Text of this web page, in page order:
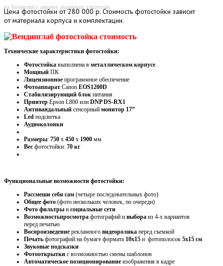
из Instagram с заранее заданным хэштегом
Ценафотостойки от 280 000 р. Стоимость фотостойки зависит
от материала корпуса и комплектации.
Технические характеристики фотостойки:
Фотостойка выполнена в металлическом корпусе
Мощный ПК
Лицензионное программное обеспечение
Фотоаппарат Canon EOS1200D
Стабилизирующий блок питания
Принтер Epson L800 или DNP DS-RX1
Антивандальный сенсорный монитор 17”
Led подсветка
Аудиоколонки
Размеры: 750 х 450 х 1900 мм
Вес фотостойки: 70 кг
Функциональные возможности фотостойки:
Рассмеши себя сам (четыре последовательных фото)
Общее фото (фото нескольких человек, по очереди)
Фото фильтры и социальные сети
Возможностьпросмотра фотографий и выбора из 4-х вариантов
перед печатью
Воспроизведение рекламного видеоролика перед съемкой
Печать фотографий на бумаге формата 10х15 и фотополосок 5х15 см
Звуковые подсказки
Фотооткрытки с возможностью смены шаблонов
Автоматическое позиционирование изображения в кадре